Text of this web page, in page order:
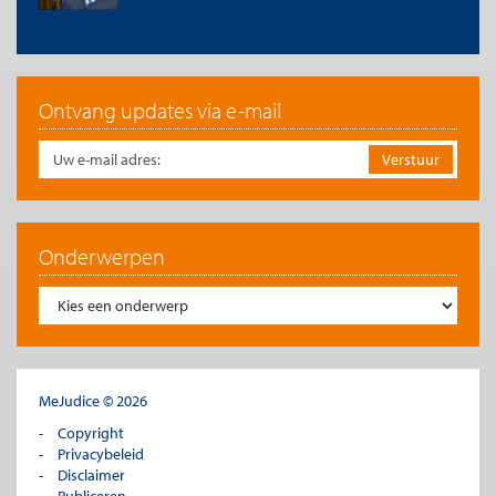
Ontvang updates via e-mail
Onderwerpen
MeJudice © 2026
Copyright
Privacybeleid
Disclaimer